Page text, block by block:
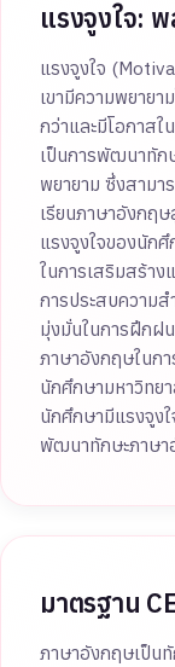
แรงจูงใจ:
แรงจูงใจ
เขามีความพยาย
กว่าและมีโอกาส
เป็นการพัฒนาทัก
พยายาม ซึ่งสามา
เรียนภาษาอังกฤ
แรงจูงใจของนัก
ในการเสริมสร้า
การประสบความ
มุ่งมั่นในการฝึกฝ
ภาษาอังกฤษในก
นักศึกษามหาวิทย
นักศึกษามีแรงจูง
พัฒนาทักษะภาษา
มาตรฐาน
ภาษาอังกฤษเป็น